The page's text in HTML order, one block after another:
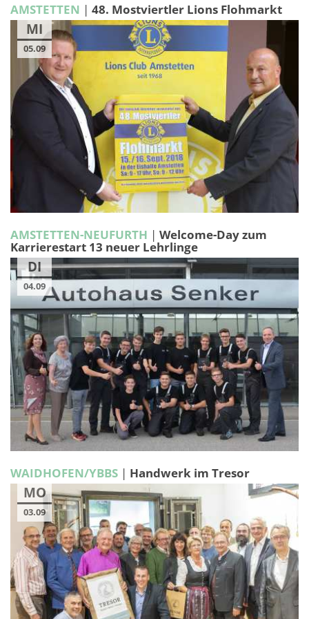
AMSTETTEN | 48. Mostviertler Lions Flohmarkt
MI
05.09
AMSTETTEN-NEUFURTH | Welcome-Day zum
Karrierestart 13 neuer Lehrlinge
DI
04.09
WAIDHOFEN/YBBS | Handwerk im Tresor
MO
03.09